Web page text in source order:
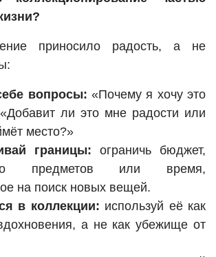
приносило радость, а не
вопросы: «Почему я хочу это
«Добавит ли это мне радости или
место?»
границы: ограничь бюджет,
предметов или время,
на поиск новых вещей.
в коллекции: используй её как
а не как убежище от